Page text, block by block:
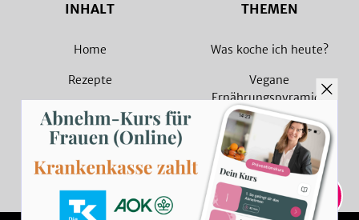
INHALT
Home
Rezepte
Magazin
Sammlungen
Rezept Suche
THEMEN
Was koche ich heute?
Vegane
Ernährungspyramide
Vegane Rezepte
Vegetarische Rezepte